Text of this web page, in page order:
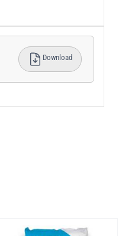
Download